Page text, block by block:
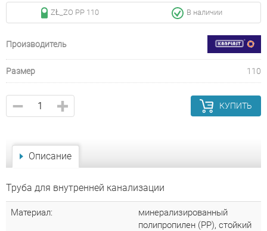
ZŁ_ZO PP 110 В наличии
Производитель
Размер 110
КУПИТЬ
Описание
Труба для внутренней канализации
Материал:
минерализированный
полипропилен (РР), стойкий